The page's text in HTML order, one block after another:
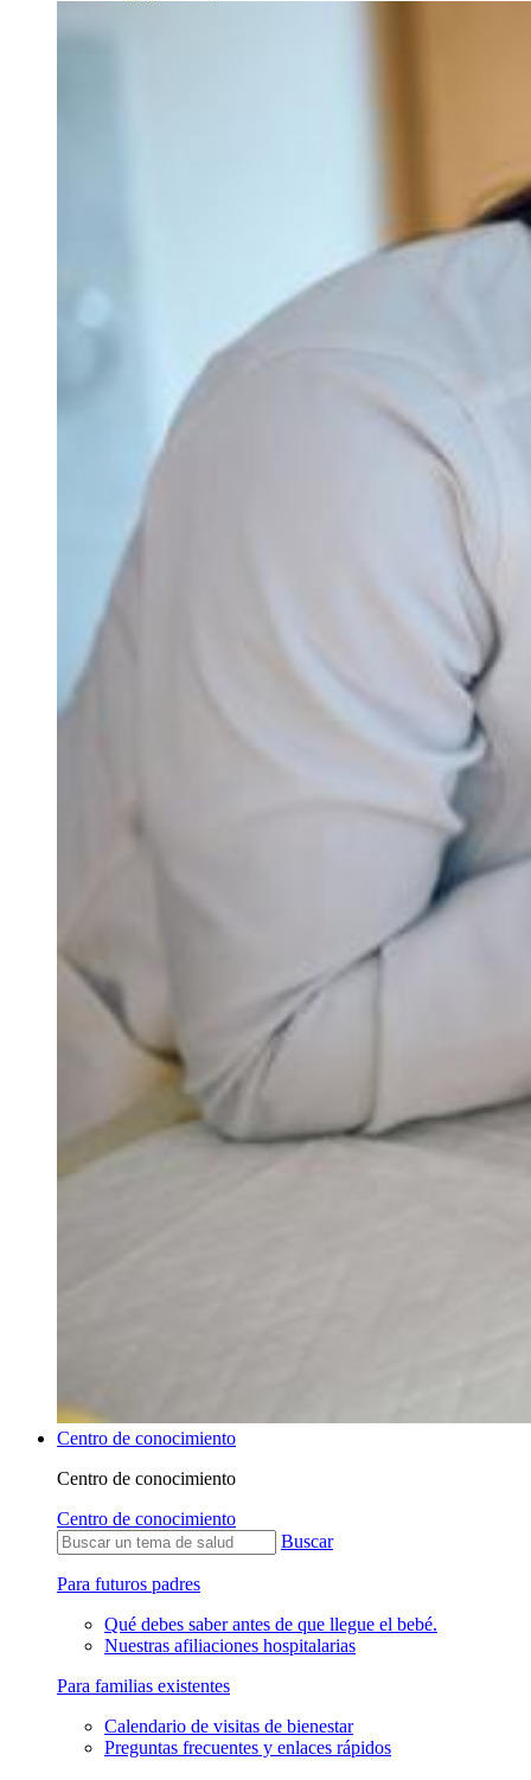
Centro de conocimiento
Centro de conocimiento
Centro de conocimiento
Buscar
Para futuros padres
Qué debes saber antes de que llegue el bebé.
Nuestras afiliaciones hospitalarias
Para familias existentes
Calendario de visitas de bienestar
Preguntas frecuentes y enlaces rápidos